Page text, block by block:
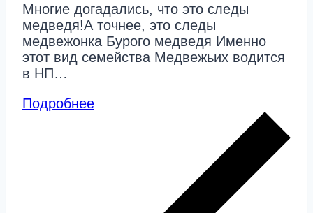
Многие догадались, что это следы
медведя!А точнее, это следы
медвежонка Бурого медведя Именно
этот вид семейства Медвежьих водится
в НП…
Подробнее